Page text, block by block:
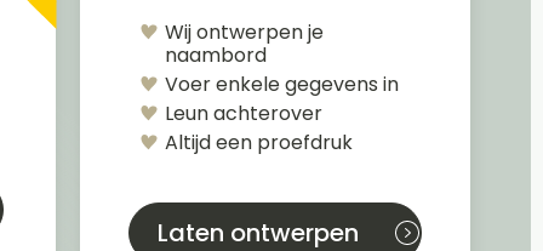
Wij ontwerpen je
naambord
Voer enkele gegevens in
Leun achterover
Altijd een proefdruk
Laten ontwerpen